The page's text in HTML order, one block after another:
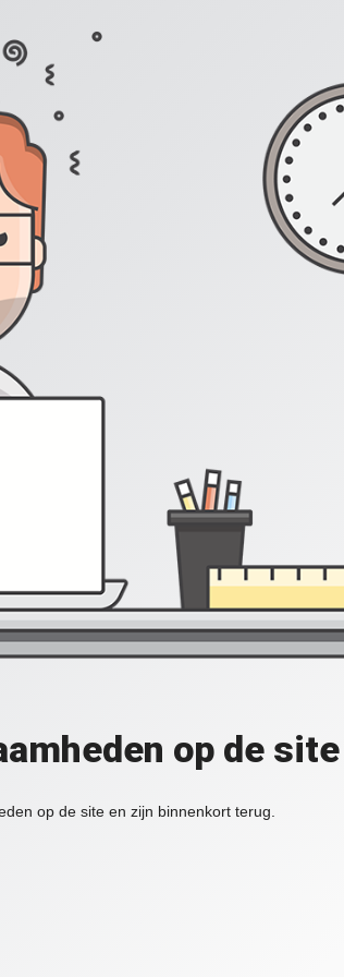
op de site
op de site en zijn binnenkort terug.